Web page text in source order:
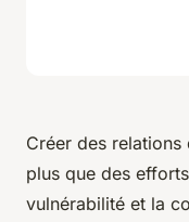
Créer des relations
plus que des
vulnérabilité et la